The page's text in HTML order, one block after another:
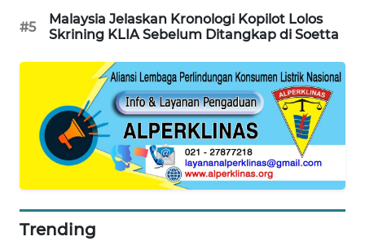
#5
Malaysia Jelaskan Kronologi Kopilot Lolos
Skrining KLIA Sebelum Ditangkap di Soetta
Trending
TAMBANG
NEWS
SIDIKALANG
NEWS
SIBARAGAS
NEWS